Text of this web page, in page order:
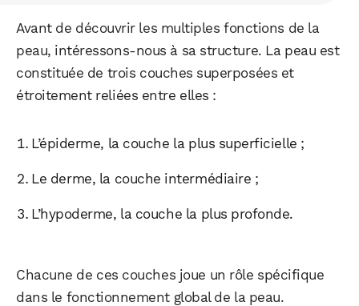
Avant de découvrir les multiples fonctions de la
peau, intéressons-nous à sa structure. La peau est
constituée de trois couches superposées et
étroitement reliées entre elles :
L’épiderme, la couche la plus superficielle ;
Le derme, la couche intermédiaire ;
L’hypoderme, la couche la plus profonde.
Chacune de ces couches joue un rôle spécifique
dans le fonctionnement global de la peau.